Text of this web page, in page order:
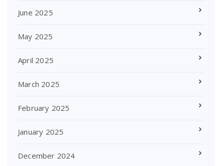
June 2025
May 2025
April 2025
March 2025
February 2025
January 2025
December 2024